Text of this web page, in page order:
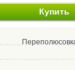
Купить